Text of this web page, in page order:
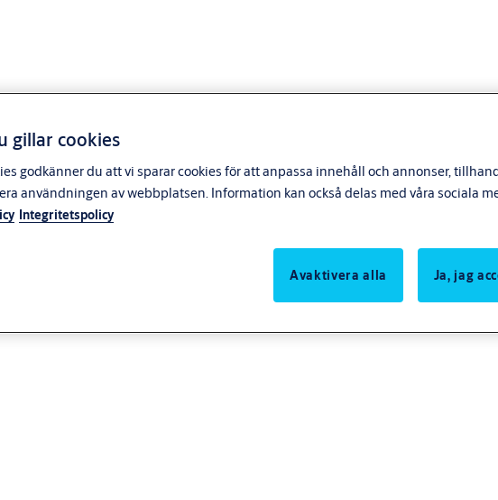
gillar cookies
godkänner du att vi sparar cookies för att anpassa innehåll och annonser,
användningen av webbplatsen. Information kan också delas med våra sociala
Integritetspolicy
Avaktivera alla Ja, jag